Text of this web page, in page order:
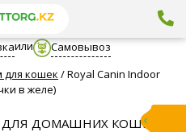
или
Самовывоз
для кошек /Royal Canin Indoor
в желе)
ДЛЯ ДОМАШНИХ КОШЕК